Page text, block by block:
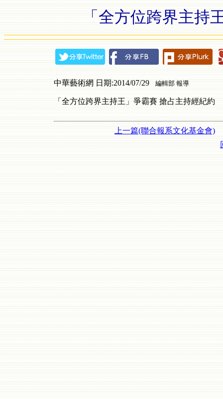
「全方位跨界主持
中華藝術網 日期:2014/07/29 編輯部 報導
「全方位跨界主持王」爭霸賽 搶占主持經紀約
上一篇(聯合報系文化基金會)